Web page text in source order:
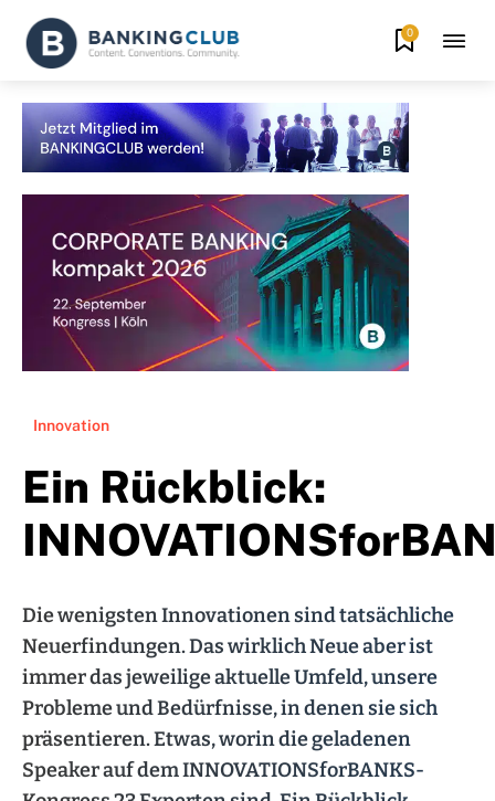
0
Innovation
Ein Rückblick:
Die wenigsten Innovationen sind tatsächliche
Neuerfindungen. Das wirklich Neue aber ist
immer das jeweilige aktuelle Umfeld, unsere
Probleme und Bedürfnisse, in denen sie sich
präsentieren. Etwas, worin die geladenen
Speaker auf dem INNOVATIONSforBANKS-